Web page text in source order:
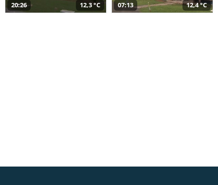
20:26 12,3 °C 07:13 12,4 °C